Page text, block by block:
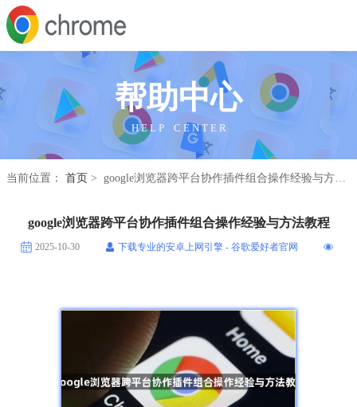
帮助中心
H E L P C E N T E R
当前位置： 首页 > google浏览器跨平台协作插件组合操作经验与方法教程
google浏览器跨平台协作插件组合操作经验与方法教程
2025-10-30 下载专业的安卓上网引擎 - 谷歌爱好者官网